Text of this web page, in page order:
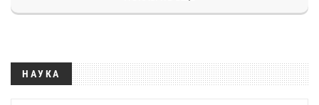
НАУКА